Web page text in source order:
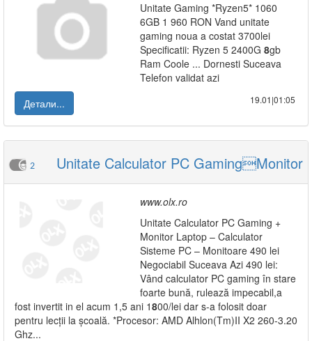
Unitate Gaming *Ryzen5* 1060
6GB 1 960 RON Vand unitate
gaming noua a costat 3700lei
Specificatii: Ryzen 5 2400G 8gb
Ram Coole ... Dornesti Suceava
Telefon validat azi
Детали...
19.01|01:05
2 Unitate Calculator PC GamingMonitor
www.olx.ro
Unitate Calculator PC Gaming +
Monitor Laptop – Calculator
Sisteme PC – Monitoare 490 lei
Negociabil Suceava Azi 490 lei:
Vând calculator PC gaming în stare
foarte bună, rulează impecabil,a
fost invertit in el acum 1,5 ani 1800/lei dar s-a folosit doar
pentru lecții la școală. *Procesor: AMD Alhlon(Tm)II X2 260-3.20
Ghz...